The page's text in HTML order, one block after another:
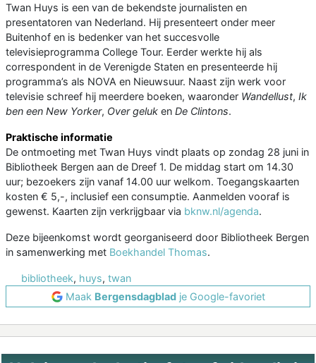
Twan Huys is een van de bekendste journalisten en
presentatoren van Nederland. Hij presenteert onder meer
Buitenhof en is bedenker van het succesvolle
televisieprogramma College Tour. Eerder werkte hij als
correspondent in de Verenigde Staten en presenteerde hij
programma’s als NOVA en Nieuwsuur. Naast zijn werk voor
televisie schreef hij meerdere boeken, waaronder Wandellust, Ik
ben een New Yorker, Over geluk en De Clintons.
Praktische informatie
De ontmoeting met Twan Huys vindt plaats op zondag 28 juni in
Bibliotheek Bergen aan de Dreef 1. De middag start om 14.30
uur; bezoekers zijn vanaf 14.00 uur welkom. Toegangskaarten
kosten € 5,-, inclusief een consumptie. Aanmelden vooraf is
gewenst. Kaarten zijn verkrijgbaar via bknw.nl/agenda.
Deze bijeenkomst wordt georganiseerd door Bibliotheek Bergen
in samenwerking met Boekhandel Thomas.
bibliotheek, huys, twan
Maak Bergensdagbladje Google-favoriet